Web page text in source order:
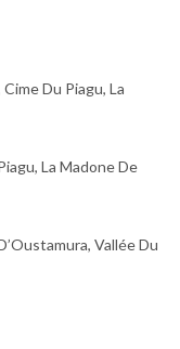
Du Piagu, La
La Madone De
Vallée Du